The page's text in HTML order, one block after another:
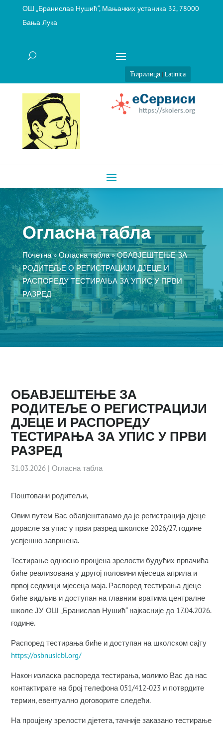
ОШ „Бранислав Нушић“, Мањачких устаника 32, 78000
Бања Лука
Ћирилица| Latinica
Огласна табла
Почетна»Огласна табла»ОБАВЈЕШТЕЊЕ ЗА
РОДИТЕЉЕ О РЕГИСТРАЦИЈИ ДЈЕЦЕ И
РАСПОРЕДУ ТЕСТИРАЊА ЗА УПИС У ПРВИ
РАЗРЕД
ОБАВЈЕШТЕЊЕ ЗА
РОДИТЕЉЕ О РЕГИСТРАЦИЈИ
ДЈЕЦЕ И РАСПОРЕДУ
ТЕСТИРАЊА ЗА УПИС У ПРВИ
РАЗРЕД
31.03.2026 |Огласна табла
Поштовани родитељи,
Овим путем Вас обавјештавамо да је регистрација дјеце
дорасле за упис у први разред школске 2026/27. године
успјешно завршена.
Тестирање односно процјена зрелости будућих првачића
биће реализована у другој половини мјесеца априла и
првој седмици мјесеца маја. Распоред тестирања дјеце
биће видљив и доступан на главним вратима централне
школе ЈУ ОШ „Бранислав Нушић“ најкасније до 17.04.2026.
године.
Распоред тестирања биће и доступан на школском сајту
https://osbnusicbl.org/
Након изласка распореда тестирања, молимо Вас да нас
контактирате на број телефона 051/412-023 и потврдите
термин, евентуално договорите следећи.
На процјену зрелости дјетета, тачније заказано тестирање